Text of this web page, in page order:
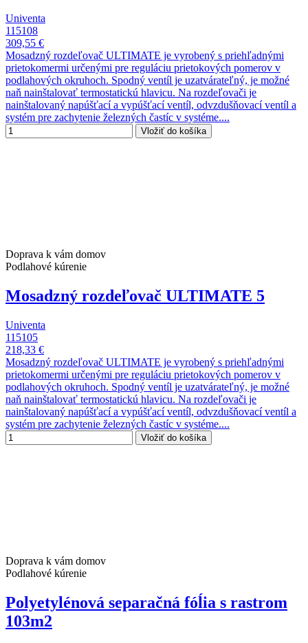
Univenta
115108
309,55 €
Mosadzný rozdeľovač ULTIMATE je vyrobený s priehľadnými
prietokomermi určenými pre reguláciu prietokových pomerov v
podlahových okruhoch. Spodný ventíl je uzatvárateľný, je možné
naň nainštalovať termostatickú hlavicu. Na rozdeľovači je
nainštalovaný napúšťací a vypúšťací ventíl, odvzdušňovací ventíl a
systém pre zachytenie železných častíc v systéme....
Vložiť do košíka
Doprava k vám domov
Podlahové kúrenie
Mosadzný rozdeľovač ULTIMATE 5
Univenta
115105
218,33 €
Mosadzný rozdeľovač ULTIMATE je vyrobený s priehľadnými
prietokomermi určenými pre reguláciu prietokových pomerov v
podlahových okruhoch. Spodný ventíl je uzatvárateľný, je možné
naň nainštalovať termostatickú hlavicu. Na rozdeľovači je
nainštalovaný napúšťací a vypúšťací ventíl, odvzdušňovací ventíl a
systém pre zachytenie železných častíc v systéme....
Vložiť do košíka
Doprava k vám domov
Podlahové kúrenie
Polyetylénová separačná fóĺia s rastrom
103m2